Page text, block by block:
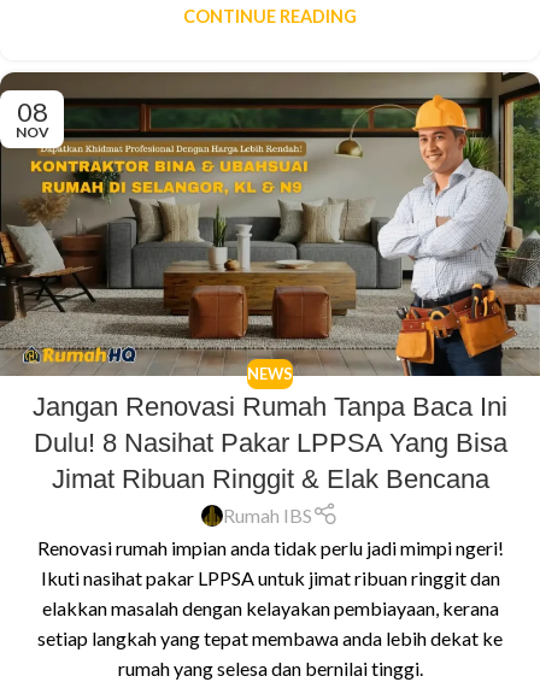
CONTINUE READING
08
NOV
NEWS
Jangan Renovasi Rumah Tanpa Baca Ini
Dulu! 8 Nasihat Pakar LPPSA Yang Bisa
Jimat Ribuan Ringgit & Elak Bencana
Rumah IBS
Renovasi rumah impian anda tidak perlu jadi mimpi ngeri!
Ikuti nasihat pakar LPPSA untuk jimat ribuan ringgit dan
elakkan masalah dengan kelayakan pembiayaan, kerana
setiap langkah yang tepat membawa anda lebih dekat ke
rumah yang selesa dan bernilai tinggi.